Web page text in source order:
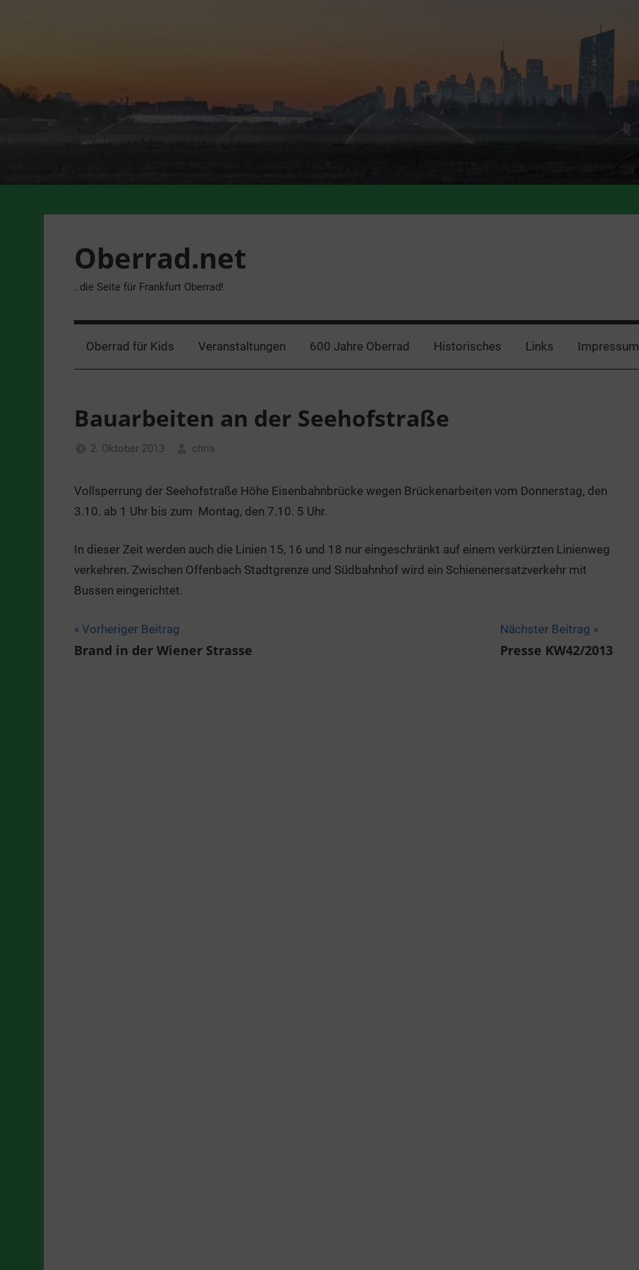
Oberrad.net
..die Seite für Frankfurt Oberrad!
Oberrad für Kids Veranstaltungen 600 Jahre Oberrad Historisches Links Impressum
Bauarbeiten an der Seehofstraße
2. Oktober 2013
chris
Vollsperrung der Seehofstraße Höhe Eisenbahnbrücke wegen Brückenarbeiten vom Donnerstag, den
3.10. ab 1 Uhr bis zum Montag, den 7.10. 5 Uhr.
In dieser Zeit werden auch die Linien 15, 16 und 18 nur eingeschränkt auf einem verkürzten Linienweg
verkehren. Zwischen Offenbach Stadtgrenze und Südbahnhof wird ein Schienenersatzverkehr mit
Bussen eingerichtet.
Beitragsnavigation
Vorheriger Beitrag
Brand in der Wiener Strasse
Nächster Beitrag
Presse KW42/2013